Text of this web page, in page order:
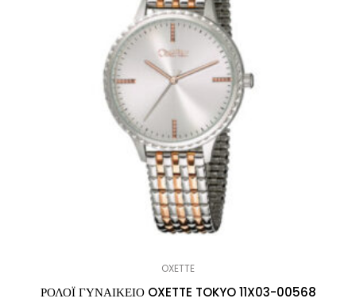
OXETTE
ΡΟΛΟΪ ΓΥΝΑΙΚΕΙΟ OXETTE TOKYO 11X03-00568